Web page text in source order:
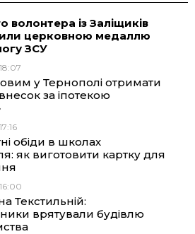
e
g
r
a
m
t
A
волонтера із Заліщиків
церковною медаллю
ЗСУ
у Тернополі отримати
за іпотекою
обіди в школах
як виготовити картку для
Текстильній:
врятували будівлю